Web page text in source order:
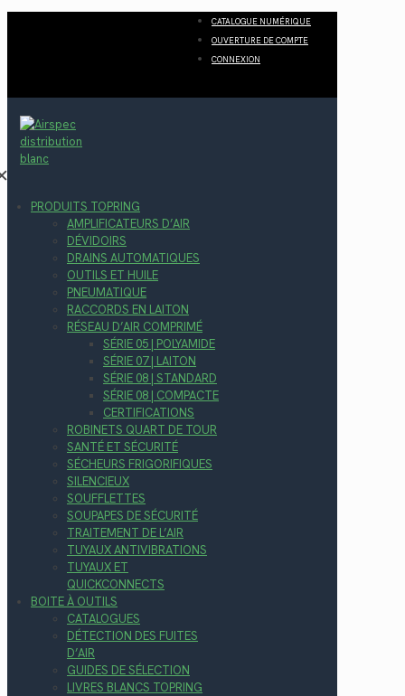
CATALOGUE NUMÉRIQUE
OUVERTURE DE COMPTE
CONNEXION
PRODUITS TOPRING
AMPLIFICATEURS D’AIR
DÉVIDOIRS
DRAINS AUTOMATIQUES
OUTILS ET HUILE
PNEUMATIQUE
RACCORDS EN LAITON
RÉSEAU D’AIR COMPRIMÉ
SÉRIE 05 | POLYAMIDE
SÉRIE 07 | LAITON
SÉRIE 08 | STANDARD
SÉRIE 08 | COMPACTE
CERTIFICATIONS
ROBINETS QUART DE TOUR
SANTÉ ET SÉCURITÉ
SÉCHEURS FRIGORIFIQUES
SILENCIEUX
SOUFFLETTES
SOUPAPES DE SÉCURITÉ
TRAITEMENT DE L’AIR
TUYAUX ANTIVIBRATIONS
TUYAUX ET
QUICKCONNECTS
BOITE À OUTILS
CATALOGUES
DÉTECTION DES FUITES
D’AIR
GUIDES DE SÉLECTION
LIVRES BLANCS TOPRING